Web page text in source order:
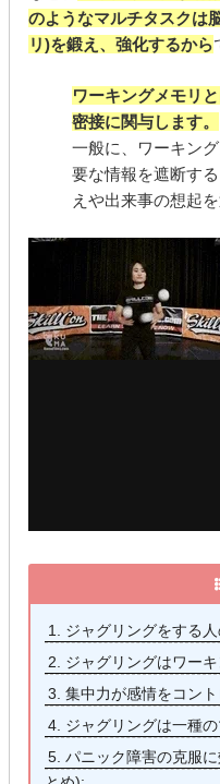
o
o
k
のようなマルチタスクは
リ)を鍛え、強化するから
ワーキングメモリ
密接に関与します。
一般に、ワーキン
要な情報を遮断す
えや出来事の想起
1.
ジャグリングをする
2.
ジャグリングはワー
3. 集中力が感情をコン
4. ジャグリングは一種
5. パニック障害の克服